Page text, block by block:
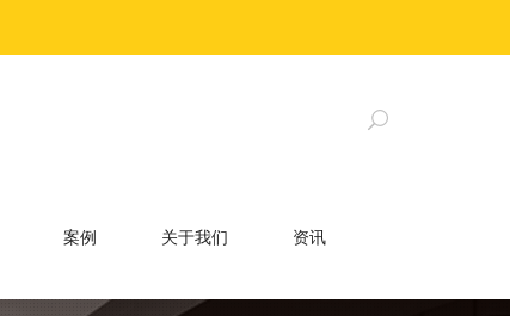
案例 关于我们 资讯